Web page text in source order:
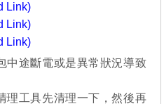
Link)
Link)
Link)
中途斷電或是異常狀況導致
理工具先清理一下，然後再